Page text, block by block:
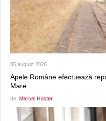
06 august 2026
Apele Române efectuează
Mare
de: Marcel Hoster